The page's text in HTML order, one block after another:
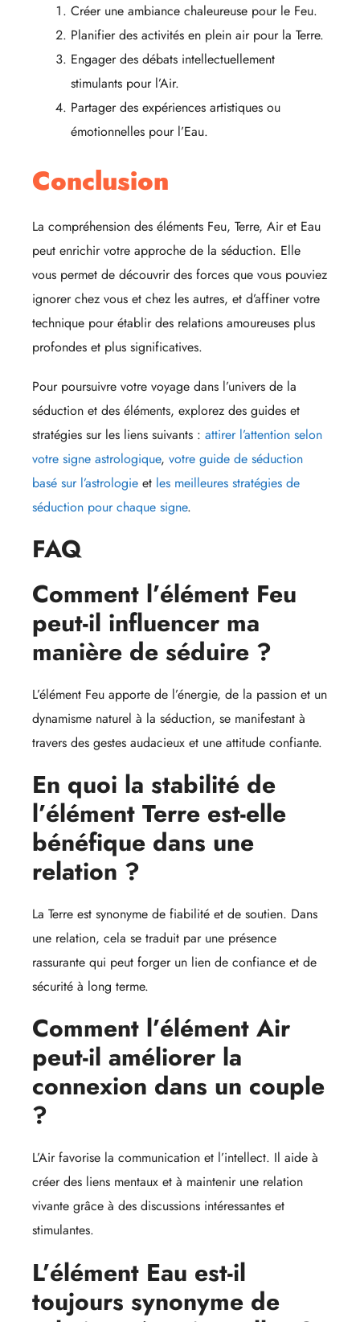
Créer une ambiance chaleureuse pour le Feu.
Planifier des activités en plein air pour la Terre.
Engager des débats intellectuellement
stimulants pour l’Air.
Partager des expériences artistiques ou
émotionnelles pour l’Eau.
Conclusion
La compréhension des éléments Feu, Terre, Air et Eau
peut enrichir votre approche de la séduction. Elle
vous permet de découvrir des forces que vous pouviez
ignorer chez vous et chez les autres, et d’affiner votre
technique pour établir des relations amoureuses plus
profondes et plus significatives.
Pour poursuivre votre voyage dans l’univers de la
séduction et des éléments, explorez des guides et
stratégies sur les liens suivants : attirer l’attention selon
votre signe astrologique, votre guide de séduction
basé sur l’astrologie et les meilleures stratégies de
séduction pour chaque signe.
FAQ
Comment l’élément Feu
peut-il influencer ma
manière de séduire ?
L’élément Feu apporte de l’énergie, de la passion et un
dynamisme naturel à la séduction, se manifestant à
travers des gestes audacieux et une attitude confiante.
En quoi la stabilité de
l’élément Terre est-elle
bénéfique dans une
relation ?
La Terre est synonyme de fiabilité et de soutien. Dans
une relation, cela se traduit par une présence
rassurante qui peut forger un lien de confiance et de
sécurité à long terme.
Comment l’élément Air
peut-il améliorer la
connexion dans un couple
?
L’Air favorise la communication et l’intellect. Il aide à
créer des liens mentaux et à maintenir une relation
vivante grâce à des discussions intéressantes et
stimulantes.
L’élément Eau est-il
toujours synonyme de